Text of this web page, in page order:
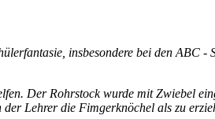
insbesondere bei den ABC -
Der Rohrstock wurde mit Zwiebel
Lehrer die Fimgerknöchel als zu